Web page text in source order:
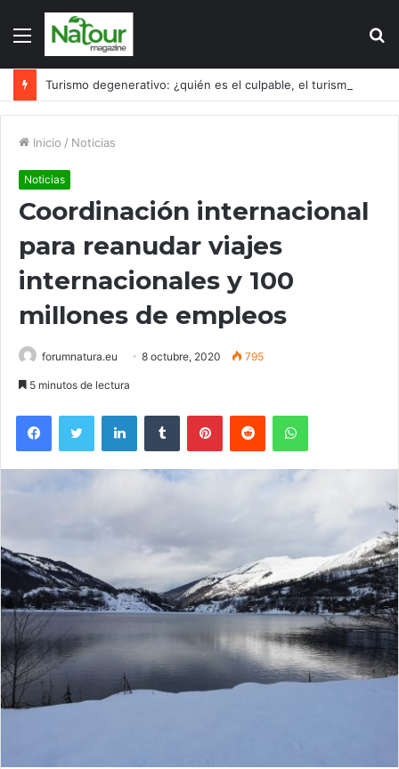
Menú
Inicio / Noticias
Noticias
Coordinación internacional
para reanudar viajes
internacionales y 100
millones de empleos
forumnatura.eu 8 octubre, 2020 795
5 minutos de lectura
FacebookTwitter LinkedInTumblr PinterestReddit WhatsApp